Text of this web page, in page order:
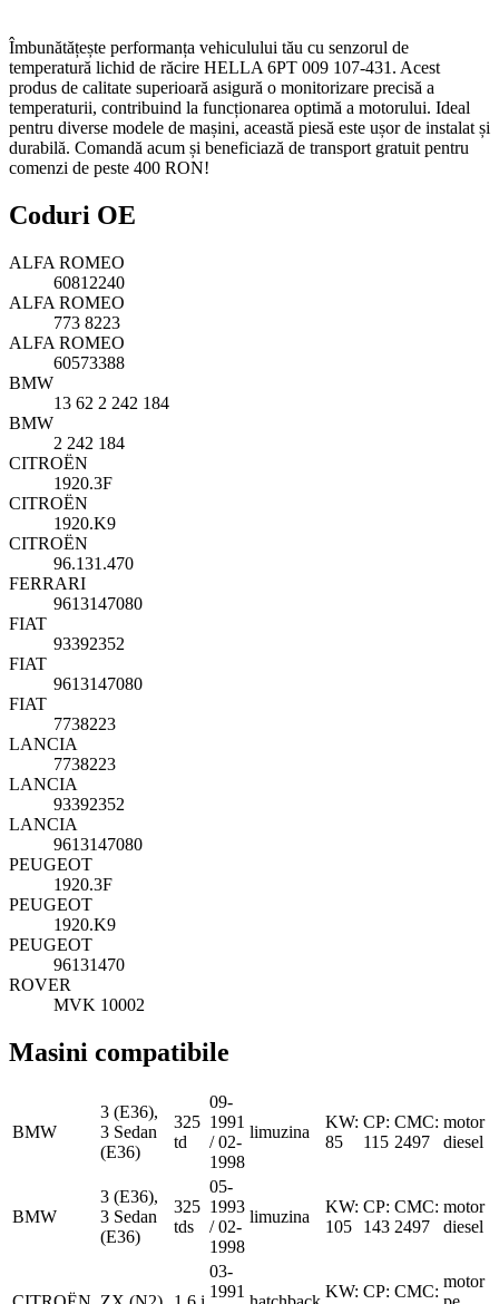
Îmbunătățește performanța vehiculului tău cu senzorul de
temperatură lichid de răcire HELLA 6PT 009 107-431. Acest
produs de calitate superioară asigură o monitorizare precisă a
temperaturii, contribuind la funcționarea optimă a motorului. Ideal
pentru diverse modele de mașini, această piesă este ușor de instalat și
durabilă. Comandă acum și beneficiază de transport gratuit pentru
comenzi de peste 400 RON!
Coduri OE
ALFA ROMEO
60812240
ALFA ROMEO
773 8223
ALFA ROMEO
60573388
BMW
13 62 2 242 184
BMW
2 242 184
CITROËN
1920.3F
CITROËN
1920.K9
CITROËN
96.131.470
FERRARI
9613147080
FIAT
93392352
FIAT
9613147080
FIAT
7738223
LANCIA
7738223
LANCIA
93392352
LANCIA
9613147080
PEUGEOT
1920.3F
PEUGEOT
1920.K9
PEUGEOT
96131470
ROVER
MVK 10002
Masini compatibile
BMW
3 (E36),
3 Sedan
(E36)
325
td
09-
1991
/ 02-
1998
limuzina
KW:
85
CP:
115
CMC:
2497
motor
diesel
BMW
3 (E36),
3 Sedan
(E36)
325
tds
05-
1993
/ 02-
1998
limuzina
KW:
105
CP:
143
CMC:
2497
motor
diesel
03-
1991
KW: CP: CMC:
motor